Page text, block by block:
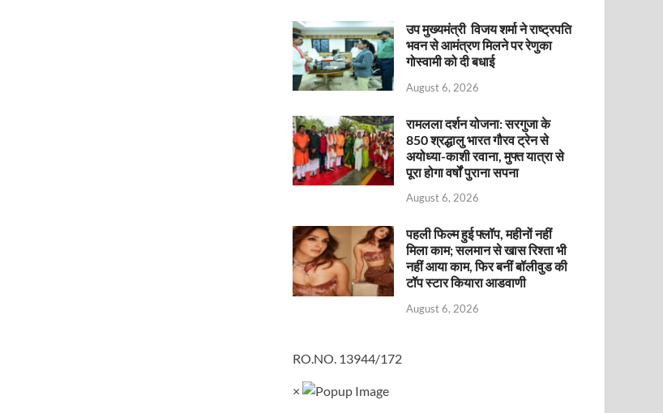
उप मुख्यमंत्री विजय शर्मा ने राष्ट्रपति
भवन से आमंत्रण मिलने पर रेणुका
गोस्वामी को दी बधाई
August 6, 2026
रामलला दर्शन योजना: सरगुजा के
850 श्रद्धालु भारत गौरव ट्रेन से
अयोध्या-काशी रवाना, मुफ्त यात्रा से
पूरा होगा वर्षों पुराना सपना
August 6, 2026
पहली फिल्म हुई फ्लॉप, महीनों नहीं
मिला काम; सलमान से खास रिश्ता भी
नहीं आया काम, फिर बनीं बॉलीवुड की
टॉप स्टार कियारा आडवाणी
August 6, 2026
RO.NO. 13944/172
×